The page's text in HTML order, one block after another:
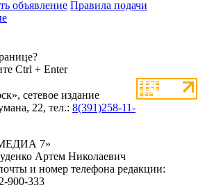
объявление Правила подачи
Ctrl + Enter
сетевое издание
22, тел.: 8(391)258-11-
7»
Артем Николаевич
и номер телефона редакции:
900-333